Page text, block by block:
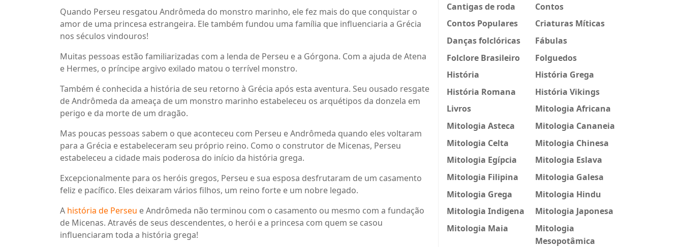
Quando Perseu resgatou Andrômeda do monstro marinho, ele fez mais do que conquistar o
amor de uma princesa estrangeira. Ele também fundou uma família que influenciaria a Grécia
nos séculos vindouros!
Muitas pessoas estão familiarizadas com a lenda de Perseu e a Górgona. Com a ajuda de Atena
e Hermes, o príncipe argivo exilado matou o terrível monstro.
Também é conhecida a história de seu retorno à Grécia após esta aventura. Seu ousado resgate
de Andrômeda da ameaça de um monstro marinho estabeleceu os arquétipos da donzela em
perigo e da morte de um dragão.
Mas poucas pessoas sabem o que aconteceu com Perseu e Andrômeda quando eles voltaram
para a Grécia e estabeleceram seu próprio reino. Como o construtor de Micenas, Perseu
estabeleceu a cidade mais poderosa do início da história grega.
Excepcionalmente para os heróis gregos, Perseu e sua esposa desfrutaram de um casamento
feliz e pacífico. Eles deixaram vários filhos, um reino forte e um nobre legado.
A história de Perseu e Andrômeda não terminou com o casamento ou mesmo com a fundação
de Micenas. Através de seus descendentes, o herói e a princesa com quem se casou
influenciaram toda a história grega!
Cantigas de roda
Contos
Contos Populares
Criaturas Míticas
Danças folclóricas
Fábulas
Folclore Brasileiro
Folguedos
História
História Grega
História Romana
História Vikings
Livros
Mitologia Africana
Mitologia Asteca
Mitologia Cananeia
Mitologia Celta
Mitologia Chinesa
Mitologia Egípcia
Mitologia Eslava
Mitologia Filipina
Mitologia Galesa
Mitologia Grega
Mitologia Hindu
Mitologia Indigena
Mitologia Japonesa
Mitologia Maia
Mitologia
Mesopotâmica